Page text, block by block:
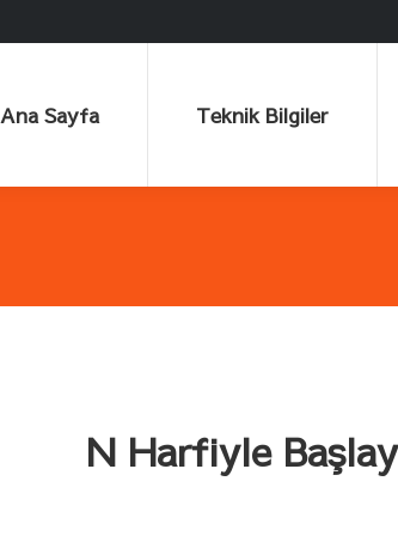
Ana Sayfa Teknik Bilgiler
N Harfiyle